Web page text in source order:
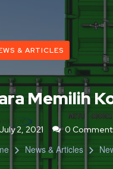
& ARTICLES
Memilih
2, 2021 0
News & Articles